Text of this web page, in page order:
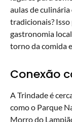
aulas de
tradicionais?
gastronomia
torno da comida
Conexão
A Trindade é
como o Parque
Morro do